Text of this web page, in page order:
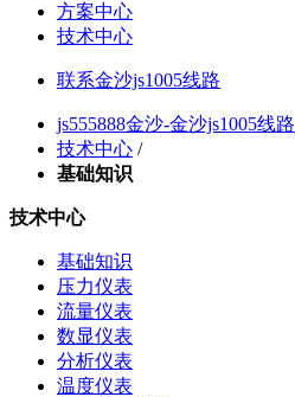
方案中心
技术中心
联系金沙js1005线路
js555888金沙-金沙js1005线路
技术中心 /
基础知识
技术中心
基础知识
压力仪表
流量仪表
数显仪表
分析仪表
温度仪表